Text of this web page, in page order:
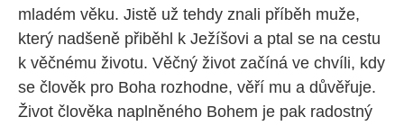
mladém věku. Jistě už tehdy znali příběh muže,
který nadšeně přiběhl k Ježíšovi a ptal se na cestu
k věčnému životu. Věčný život začíná ve chvíli, kdy
se člověk pro Boha rozhodne, věří mu a důvěřuje.
Život člověka naplněného Bohem je pak radostný